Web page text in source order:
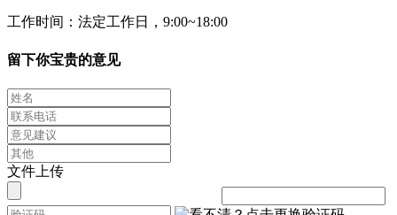
工作时间：法定工作日，9:00~18:00
留下你宝贵的意见
文件上传